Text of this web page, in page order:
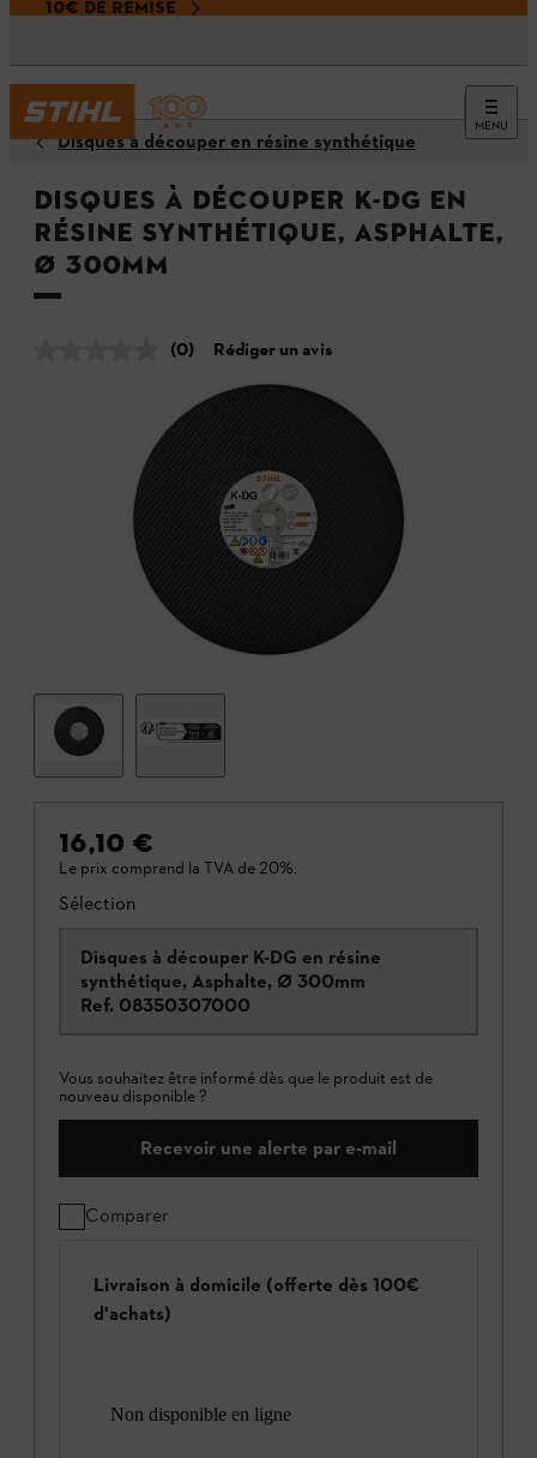
10€ DE REMISE
MENU
Disques à découper en résine synthétique
Disques à découper K-DG en
résine synthétique, Asphalte,
Ø 300mm
(0) Rédiger un avis
16,10 €
Le prix comprend la TVA de 20%.
Sélection
Disques à découper K-DG en résine
synthétique, Asphalte, Ø 300mm
Ref. 08350307000
Vous souhaitez être informé dès que le produit est de
nouveau disponible ?
Recevoir une alerte par e-mail
Comparer
Livraison à domicile (offerte dès 100€
d'achats)
Non disponible en ligne